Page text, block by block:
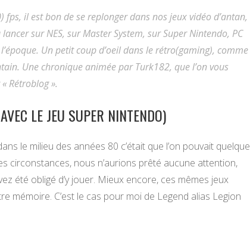
il est bon de se replonger dans nos jeux vidéo d’antan,
sur NES, sur Master System, sur Super Nintendo, PC
Un petit coup d’oeil dans le rétro(gaming), comme
Une chronique animée par Turk182, que l’on vous
Rétroblog ».
LE JEU SUPER NINTENDO)
le milieu des années 80 c’était que l’on pouvait quelque
circonstances, nous n’aurions prêté aucune attention,
été obligé d’y jouer. Mieux encore, ces mêmes jeux
mémoire. C’est le cas pour moi de Legend alias Legion